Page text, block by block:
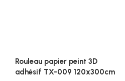
Rouleau papier peint 3D
adhésif TX-009 120x300cm